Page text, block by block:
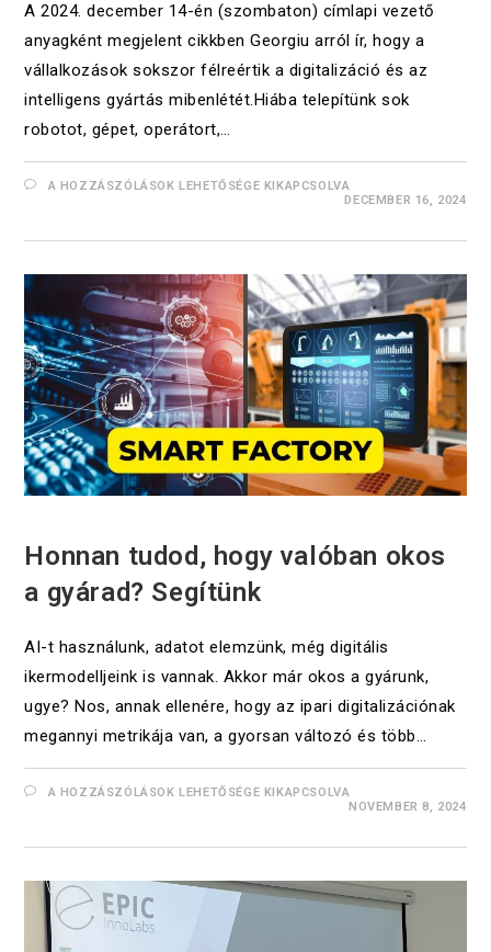
A 2024. december 14-én (szombaton) címlapi vezető
anyagként megjelent cikkben Georgiu arról ír, hogy a
vállalkozások sokszor félreértik a digitalizáció és az
intelligens gyártás mibenlétét.Hiába telepítünk sok
robotot, gépet, operátort,…
A HOZZÁSZÓLÁSOK LEHETŐSÉGE KIKAPCSOLVA
DECEMBER 16, 2024
Honnan tudod, hogy valóban okos
a gyárad? Segítünk
AI-t használunk, adatot elemzünk, még digitális
ikermodelljeink is vannak. Akkor már okos a gyárunk,
ugye? Nos, annak ellenére, hogy az ipari digitalizációnak
megannyi metrikája van, a gyorsan változó és több…
A HOZZÁSZÓLÁSOK LEHETŐSÉGE KIKAPCSOLVA
NOVEMBER 8, 2024